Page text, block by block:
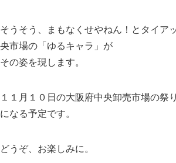
そうそう、まもなくせやねん！とタイア
央市場の「ゆるキャラ」が
その姿を現します。
１１月１０日の大阪府中央卸売市場の祭
になる予定です。
どうぞ、お楽しみに。